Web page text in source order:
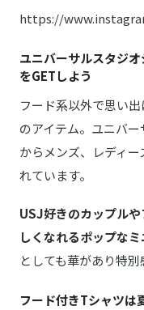
https://
ユニバーサルスタジ
をGETしよう
フード系以外で思い
のアイテム。ユニバ
からメンズ、レディ
れています。
USJ好きのカップル
しくなれるポップな
としても華があり特別
フード付きTシャツは